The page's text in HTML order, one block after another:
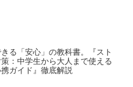
る「安心」の教科書。『スト
：中学生から大人まで使える
ガイド』徹底解説